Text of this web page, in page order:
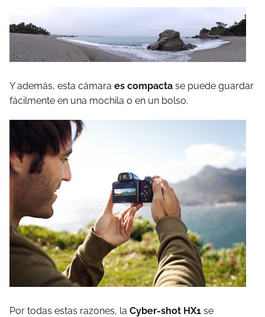
Y además, esta cámara es compacta se puede guardar
fácilmente en una mochila o en un bolso.
Por todas estas razones, la Cyber-shot HX1 se